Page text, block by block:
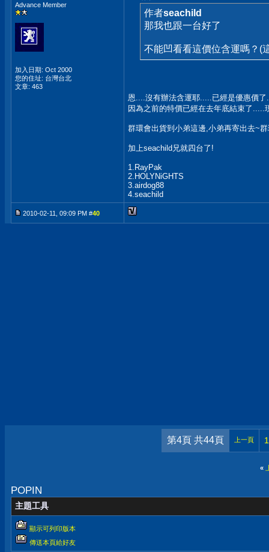
Advance Member
加入日期: Oct 2000
您的住址: 台灣台北
文章: 463
作者seachild
那我也跟一台好了
不能凹看看這價位含運嗎？(
恩....沒有辦法含運耶.....已經是優惠價
因為之前的特價已經在去年底結束了.....
群環會出貨到小弟這邊,小弟再寄出去~
加上seachild兄就四台了!
1.RayPak
2.HOLYNiGHTS
3.airdog88
4.seachild
2010-02-11, 09:09 PM #40
第4頁 共44頁 上一頁 1
«
POPIN
主題工具
顯示可列印版本
傳送本頁給好友